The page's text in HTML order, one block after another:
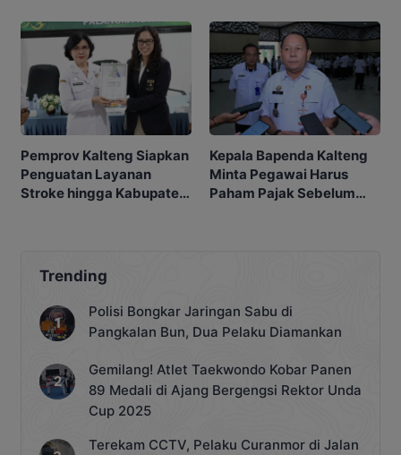
Pemprov Kalteng Siapkan
Penguatan Layanan
Stroke hingga Kabupaten
Kepala Bapenda Kalteng
Minta Pegawai Harus
Paham Pajak Sebelum
Trending
Polisi Bongkar Jaringan Sabu di
Pangkalan Bun, Dua Pelaku Diamankan
Gemilang! Atlet Taekwondo Kobar Panen
89 Medali di Ajang Bergengsi Rektor Unda
Cup 2025
Terekam CCTV, Pelaku Curanmor di Jalan